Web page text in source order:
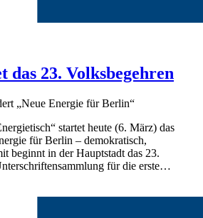
23. Volksbegehren
„Neue Energie für Berlin“
startet heute (6. März) das
für Berlin – demokratisch,
beginnt in der Hauptstadt das 23.
für die erste…